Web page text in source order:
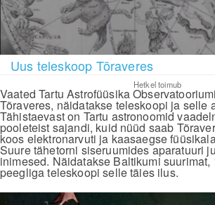
Uus teleskoop Tõraveres
Hetkel toimub
Vaated Tartu Astrofüüsika
Tõraveres, näidatakse teleskoopi ja selle
Tähistaevast on Tartu astronoomid
pooleteist sajandi, kuid nüüd saab
koos elektronarvuti ja kaasaegse
Suure tähetorni siseruumides aparatuuri
inimesed. Näidatakse Baltikumi suurimat,
peegliga teleskoopi selle täies ilus.